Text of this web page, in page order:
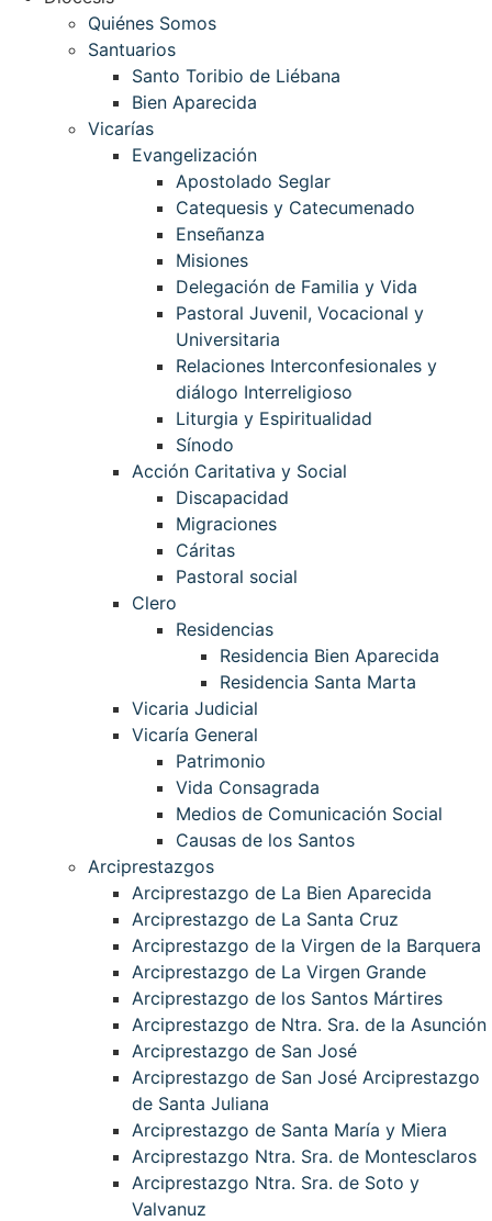
Quiénes Somos
Santuarios
Santo Toribio de Liébana
Bien Aparecida
Vicarías
Evangelización
Apostolado Seglar
Catequesis y Catecumenado
Enseñanza
Misiones
Delegación de Familia y Vida
Pastoral Juvenil, Vocacional y
Universitaria
Relaciones Interconfesionales y
diálogo Interreligioso
Liturgia y Espiritualidad
Sínodo
Acción Caritativa y Social
Discapacidad
Migraciones
Cáritas
Pastoral social
Clero
Residencias
Residencia Bien Aparecida
Residencia Santa Marta
Vicaria Judicial
Vicaría General
Patrimonio
Vida Consagrada
Medios de Comunicación Social
Causas de los Santos
Arciprestazgos
Arciprestazgo de La Bien Aparecida
Arciprestazgo de La Santa Cruz
Arciprestazgo de la Virgen de la Barquera
Arciprestazgo de La Virgen Grande
Arciprestazgo de los Santos Mártires
Arciprestazgo de Ntra. Sra. de la Asunción
Arciprestazgo de San José
Arciprestazgo de San José Arciprestazgo
de Santa Juliana
Arciprestazgo de Santa María y Miera
Arciprestazgo Ntra. Sra. de Montesclaros
Arciprestazgo Ntra. Sra. de Soto y
Valvanuz